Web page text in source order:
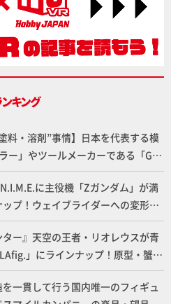
料・溶剤”事情】日本を代表する模
ー」やツールメーカーである「GSI
ッカー塗料の未来とは？
に主役機「Zガンダム」が満
プ！ウェイブライダーへの変形、
ーションを再現【機動戦士Zガン
ター』天空の王者・リオレウスが青
」にラインナップ！原型・蟹蟲
超ハイディテールかつ躍動感に満
一貫して行う国内唯一のフィギュ